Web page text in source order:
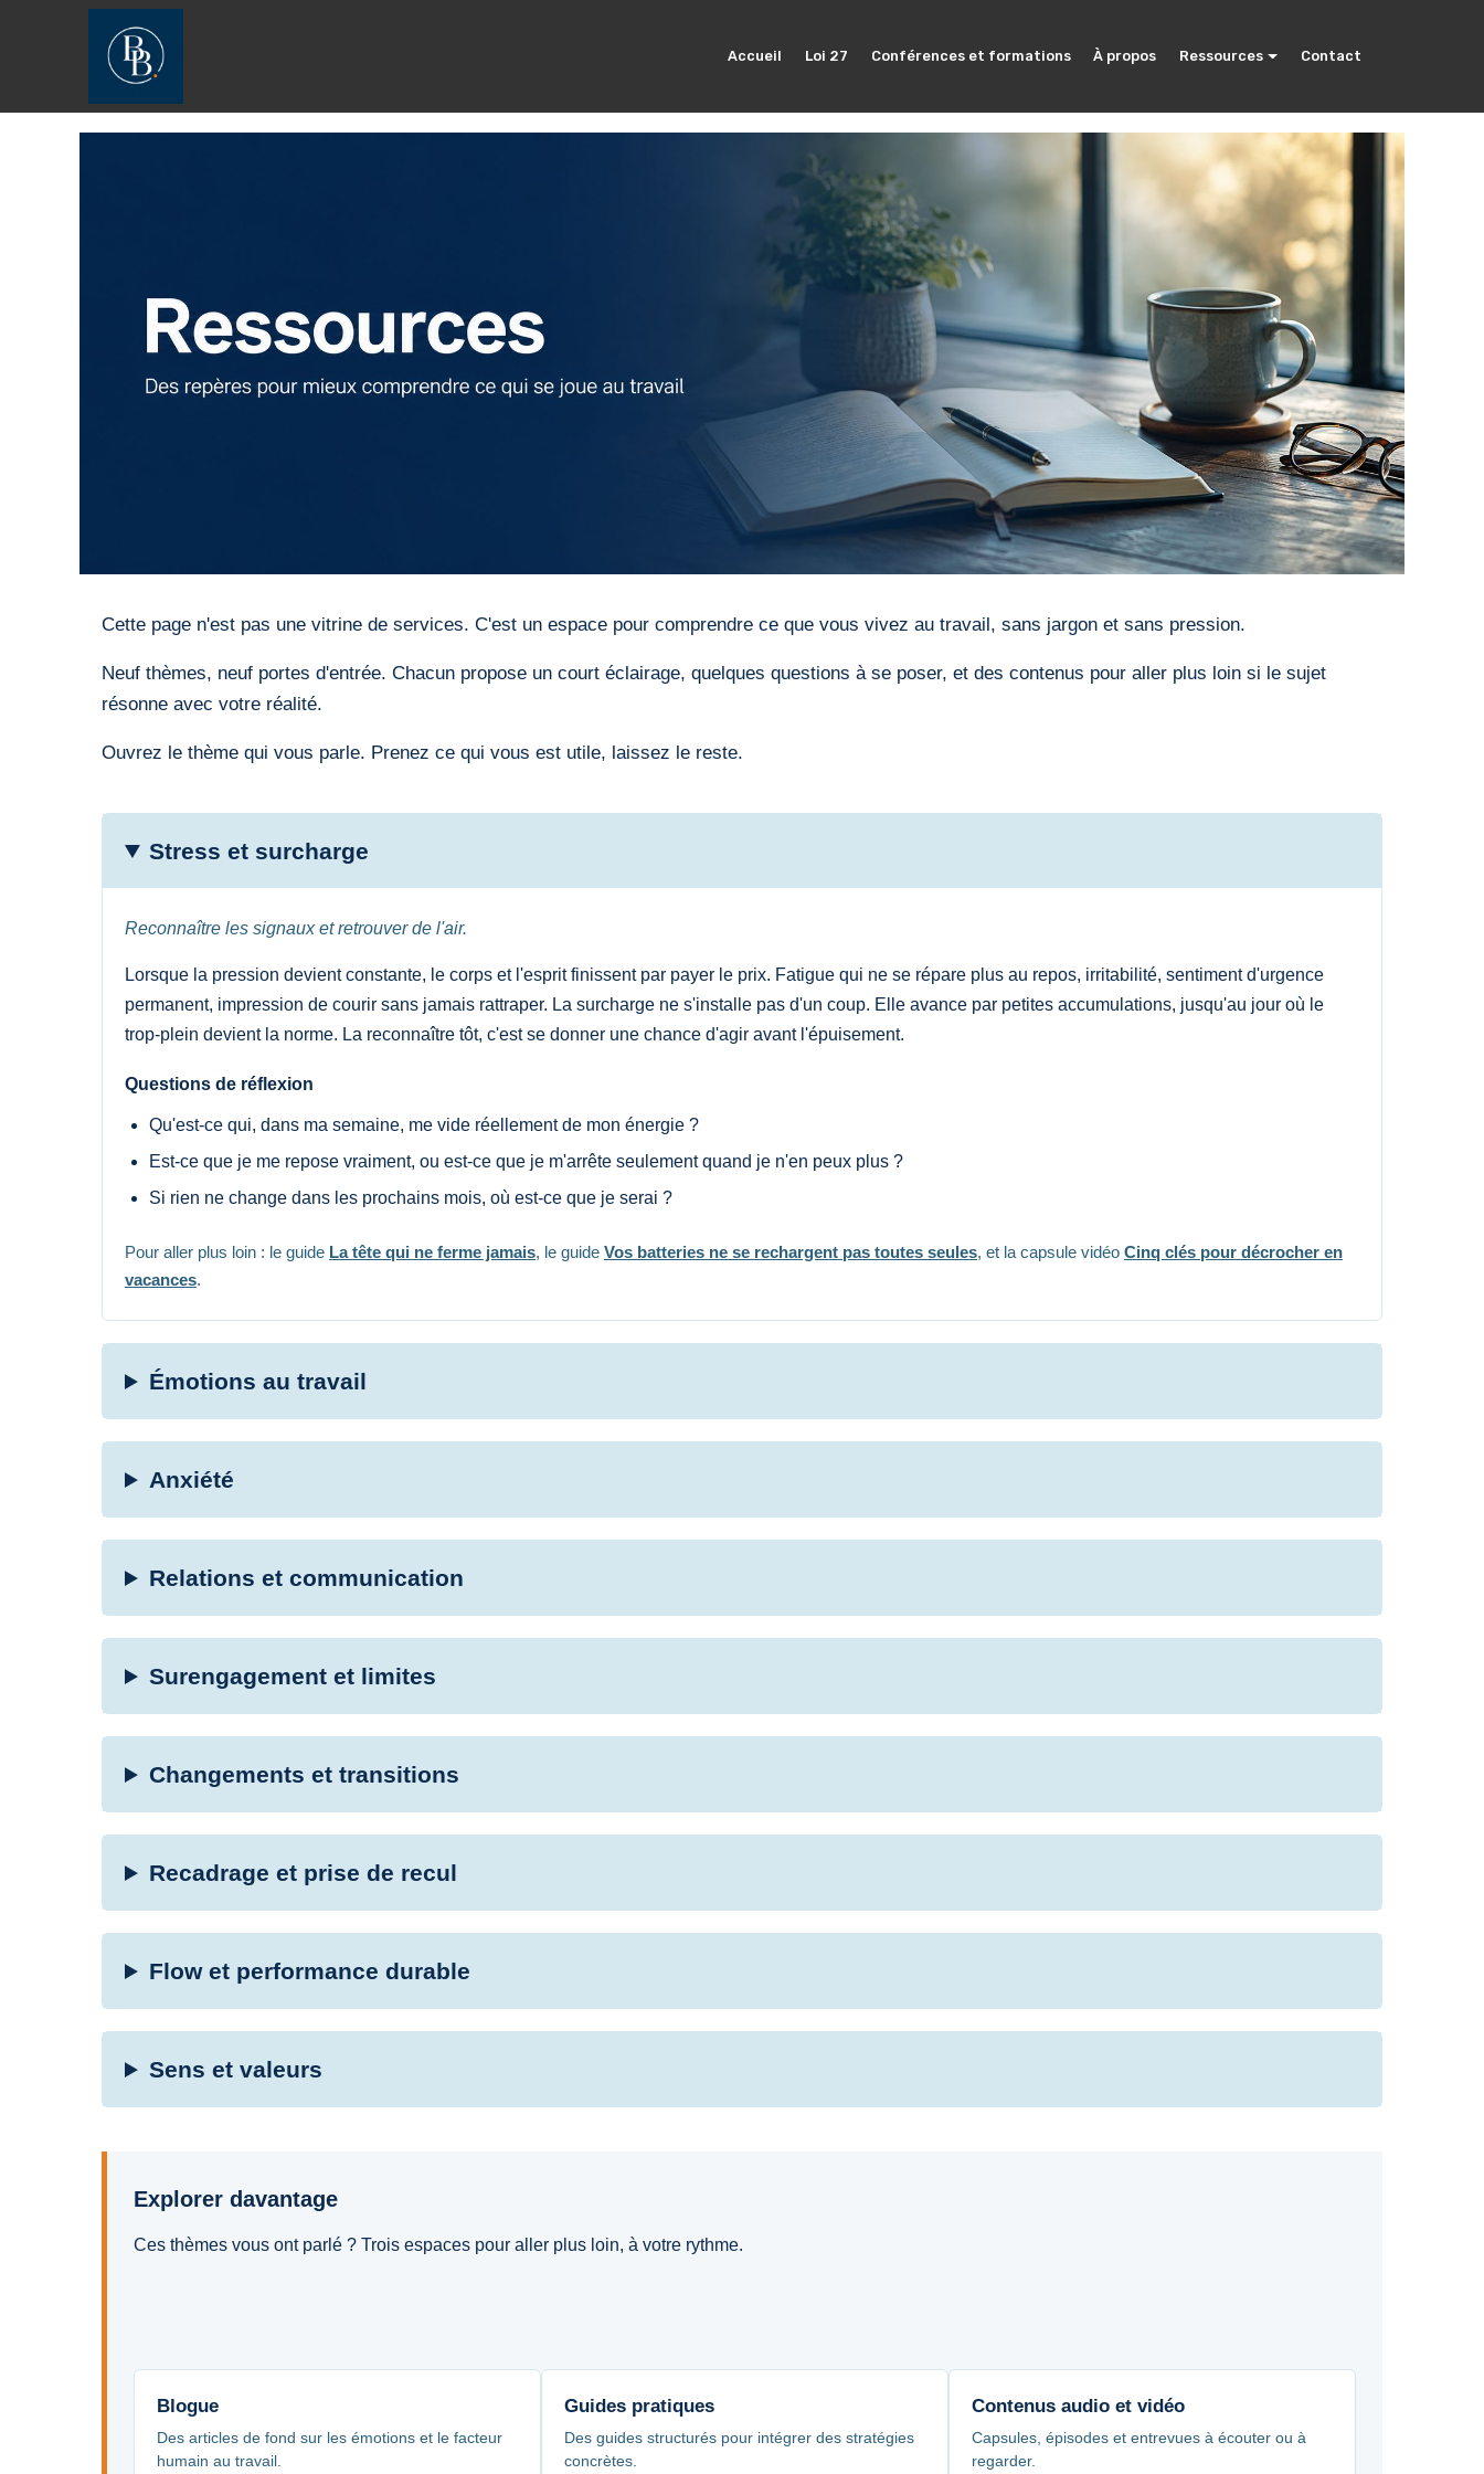
[JS_CODE_0][JS_CODE_1]
Accueil Loi 27 Conférences et formations À propos Ressources Contact
Cette page n'est pas une vitrine de services. C'est un espace pour comprendre ce que vous vivez au travail, sans jargon et sans pression.
Neuf thèmes, neuf portes d'entrée. Chacun propose un court éclairage, quelques questions à se poser, et des contenus pour aller plus loin si le sujet
résonne avec votre réalité.
Ouvrez le thème qui vous parle. Prenez ce qui vous est utile, laissez le reste.
Stress et surcharge
Reconnaître les signaux et retrouver de l'air.
Lorsque la pression devient constante, le corps et l'esprit finissent par payer le prix. Fatigue qui ne se répare plus au repos, irritabilité, sentiment d'urgence
permanent, impression de courir sans jamais rattraper. La surcharge ne s'installe pas d'un coup. Elle avance par petites accumulations, jusqu'au jour où le
trop-plein devient la norme. La reconnaître tôt, c'est se donner une chance d'agir avant l'épuisement.
Questions de réflexion
Qu'est-ce qui, dans ma semaine, me vide réellement de mon énergie ?
Est-ce que je me repose vraiment, ou est-ce que je m'arrête seulement quand je n'en peux plus ?
Si rien ne change dans les prochains mois, où est-ce que je serai ?
Pour aller plus loin : le guide La tête qui ne ferme jamais, le guide Vos batteries ne se rechargent pas toutes seules, et la capsule vidéo Cinq clés pour décrocher en
vacances.
Émotions au travail
Anxiété
Relations et communication
Surengagement et limites
Changements et transitions
Recadrage et prise de recul
Flow et performance durable
Sens et valeurs
Explorer davantage
Ces thèmes vous ont parlé ? Trois espaces pour aller plus loin, à votre rythme.
Blogue
Des articles de fond sur les émotions et le facteur
humain au travail.
Guides pratiques
Des guides structurés pour intégrer des stratégies
concrètes.
Contenus audio et vidéo
Capsules, épisodes et entrevues à écouter ou à
regarder.